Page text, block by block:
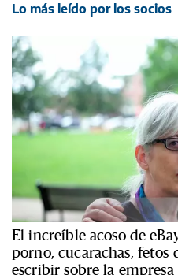
Lo más leído por los socios
El increíble acoso de
porno, cucarachas,
escribir sobre la empresa